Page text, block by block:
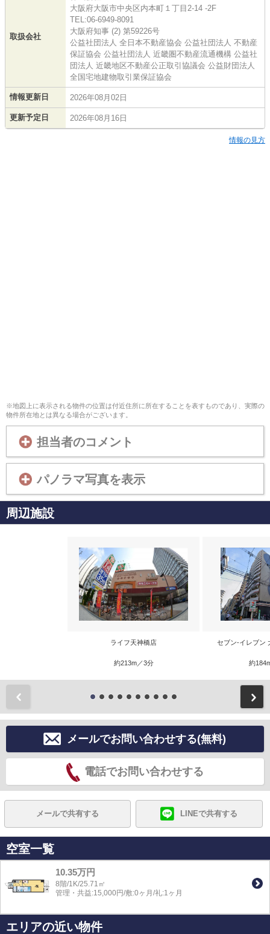
取扱会社
大阪府大阪市中央区内本町１丁目2-14 -2F
TEL:06-6949-8091
大阪府知事 (2) 第59226号
公益社団法人 全日本不動産協会 公益社団法人 不動産
保証協会 公益社団法人 近畿圏不動産流通機構 公益社
団法人 近畿地区不動産公正取引協議会 公益財団法人
全国宅地建物取引業保証協会
情報更新日 2026年08月02日
更新予定日 2026年08月16日
情報の見方
※地図上に表示される物件の位置は付近住所に所在することを表すものであり、実際の
物件所在地とは異なる場合がございます。
担当者のコメント
パノラマ写真を表示
周辺施設
ライフ天神橋店
約213m／3分
セブン‐イレブン
約
メールでお問い合わせする(無料)
電話でお問い合わせする
メールで共有する LINEで共有する
空室一覧
10.35万円
8階/1K/25.71㎡
管理・共益:15,000円/敷:0ヶ月/礼:1ヶ月
エリアの近い物件